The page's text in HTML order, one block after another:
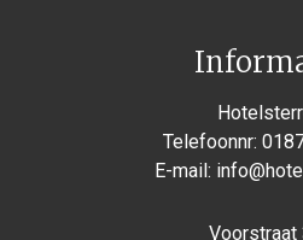
Telefoonnr:
E-mail:
Voorstraat